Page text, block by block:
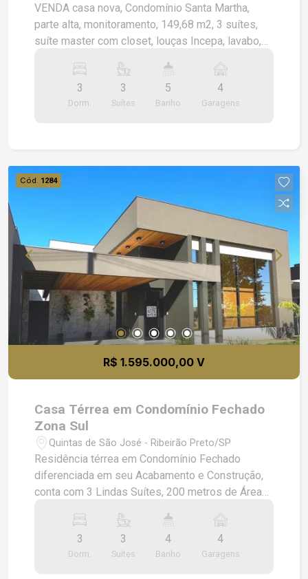
Ribeirão Preto/SP
VENDA casa nova, Condomínio Santa Martha,
parte alta, monitoramento, 149,68 m2, 3 suítes,
suíte master com closet, louças Incepa, lavabo,
integrada à cozinha e churrasqueira, piscina, área
de serviço, 4 vagas de garagem, sendo 2
cobertas.
3
Dorm.
3
Suítes
5
Banho
4
Garagens
Cód. 1284
R$ 1.595.000,00 V
Casa Térrea em Condomínio Fechado
Zona Sul
Quintas de São José - Ribeirão Preto/SP
Residência térrea em Condomínio Fechado
diferenciada em seu Acabamento e Construção,
conta com 3 Lindas Suítes, 200 metros de Área
Pé direito Alto, Lavabo, Iluminação Diferenciada,
Varanda Gourmet separada, Despensa, Piscina
Aquecida, Luminosidade Natural, Quintal, 4 Vagas
3
Dorm.
3
Suítes
4
Banho
4
Garagens